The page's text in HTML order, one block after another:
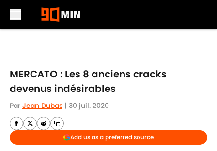
MERCATO : Les 8 anciens cracks
devenus indésirables
Par Jean Dubas | 30 juil. 2020
Add us as a preferred source